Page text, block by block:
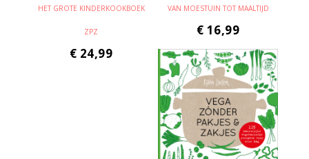
HET GROTE KINDERKOOKBOEK
ZPZ
€ 24,99
VAN MOESTUIN TOT MAALTIJD
€ 16,99